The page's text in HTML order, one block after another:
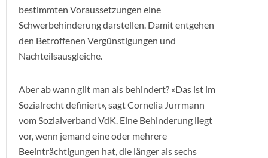
bestimmten Voraussetzungen eine
Schwerbehinderung darstellen. Damit entgehen
den Betroffenen Vergünstigungen und
Nachteilsausgleiche.
Aber ab wann gilt man als behindert? «Das ist im
Sozialrecht definiert», sagt Cornelia Jurrmann
vom Sozialverband VdK. Eine Behinderung liegt
vor, wenn jemand eine oder mehrere
Beeinträchtigungen hat, die länger als sechs